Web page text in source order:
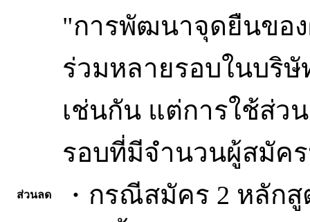
ส่วนลด
"การพัฒนาจุดยืนขอ
ร่วมหลายรอบในบริ
เช่นกัน แต่การใช้ส่ว
รอบที่มีจำนวนผู้สมัค
・กรณีสมัคร 2 หลัก